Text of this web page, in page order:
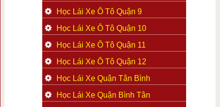
Học Lái Xe Ô Tô Quận 9
Học Lái Xe Ô Tô Quận 10
Học Lái Xe Ô Tô Quận 11
Học Lái Xe Ô Tô Quận 12
Học Lái Xe Quận Tân Bình
Học Lái Xe Quận Bình Tân